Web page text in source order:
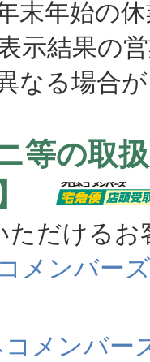
末年始の
示結果の
る場合が
等の取
だけるお
メンバーズ
メンバー